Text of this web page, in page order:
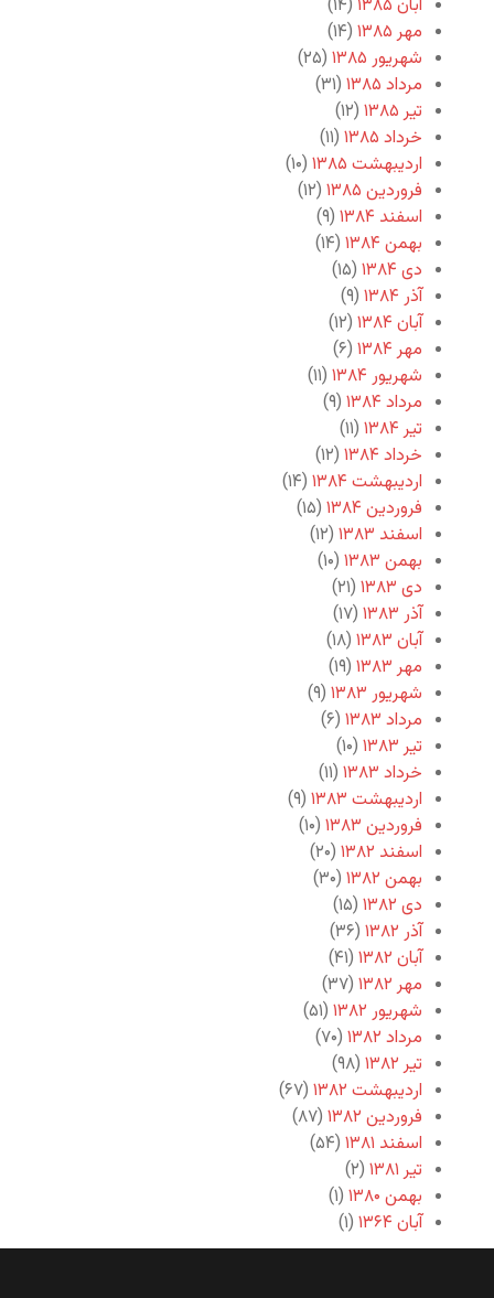
آبان ۱۳۸۵
(۱۴)
مهر ۱۳۸۵
(۱۴)
شهریور ۱۳۸۵
(۲۵)
مرداد ۱۳۸۵
(۳۱)
تیر ۱۳۸۵
(۱۲)
خرداد ۱۳۸۵
(۱۱)
اردیبهشت ۱۳۸۵
(۱۰)
فروردین ۱۳۸۵
(۱۲)
اسفند ۱۳۸۴
(۹)
بهمن ۱۳۸۴
(۱۴)
دی ۱۳۸۴
(۱۵)
آذر ۱۳۸۴
(۹)
آبان ۱۳۸۴
(۱۲)
مهر ۱۳۸۴
(۶)
شهریور ۱۳۸۴
(۱۱)
مرداد ۱۳۸۴
(۹)
تیر ۱۳۸۴
(۱۱)
خرداد ۱۳۸۴
(۱۲)
اردیبهشت ۱۳۸۴
(۱۴)
فروردین ۱۳۸۴
(۱۵)
اسفند ۱۳۸۳
(۱۲)
بهمن ۱۳۸۳
(۱۰)
دی ۱۳۸۳
(۲۱)
آذر ۱۳۸۳
(۱۷)
آبان ۱۳۸۳
(۱۸)
مهر ۱۳۸۳
(۱۹)
شهریور ۱۳۸۳
(۹)
مرداد ۱۳۸۳
(۶)
تیر ۱۳۸۳
(۱۰)
خرداد ۱۳۸۳
(۱۱)
اردیبهشت ۱۳۸۳
(۹)
فروردین ۱۳۸۳
(۱۰)
اسفند ۱۳۸۲
(۲۰)
بهمن ۱۳۸۲
(۳۰)
دی ۱۳۸۲
(۱۵)
آذر ۱۳۸۲
(۳۶)
آبان ۱۳۸۲
(۴۱)
مهر ۱۳۸۲
(۳۷)
شهریور ۱۳۸۲
(۵۱)
مرداد ۱۳۸۲
(۷۰)
تیر ۱۳۸۲
(۹۸)
اردیبهشت ۱۳۸۲
(۶۷)
فروردین ۱۳۸۲
(۸۷)
اسفند ۱۳۸۱
(۵۴)
تیر ۱۳۸۱
(۲)
بهمن ۱۳۸۰
(۱)
آبان ۱۳۶۴
(۱)